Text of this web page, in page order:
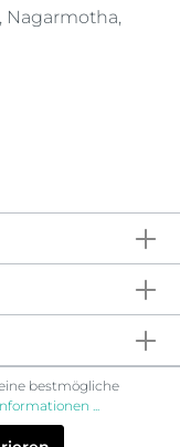
Nagarmotha,
bestmögliche
...